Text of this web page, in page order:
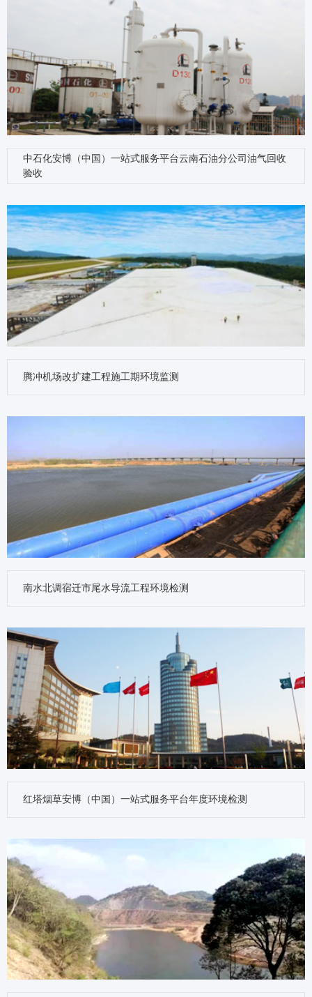
中石化安博（中国）一站式服务平台云南石油分公司油气回收
验收
腾冲机场改扩建工程施工期环境监测
南水北调宿迁市尾水导流工程环境检测
红塔烟草安博（中国）一站式服务平台年度环境检测